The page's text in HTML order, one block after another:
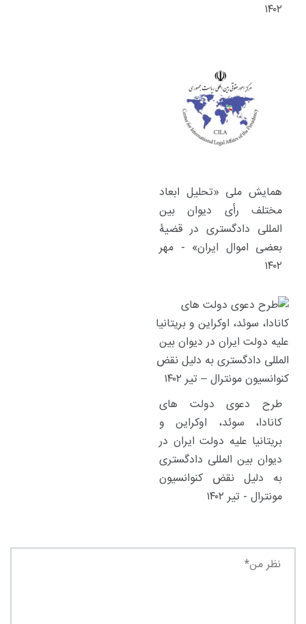
۱۴۰۲
همایش ملی «تحلیل ابعاد
مختلف رأی دیوان بین
المللی دادگستری در قضیۀ
بعضی اموال ایران» - مهر
۱۴۰۲
طرح دعوی دولت های
کانادا، سوئد، اوکراین و
بریتانیا علیه دولت ایران در
دیوان بین المللی دادگستری
به دلیل نقض کنوانسیون
مونترال - تیر ۱۴۰۲